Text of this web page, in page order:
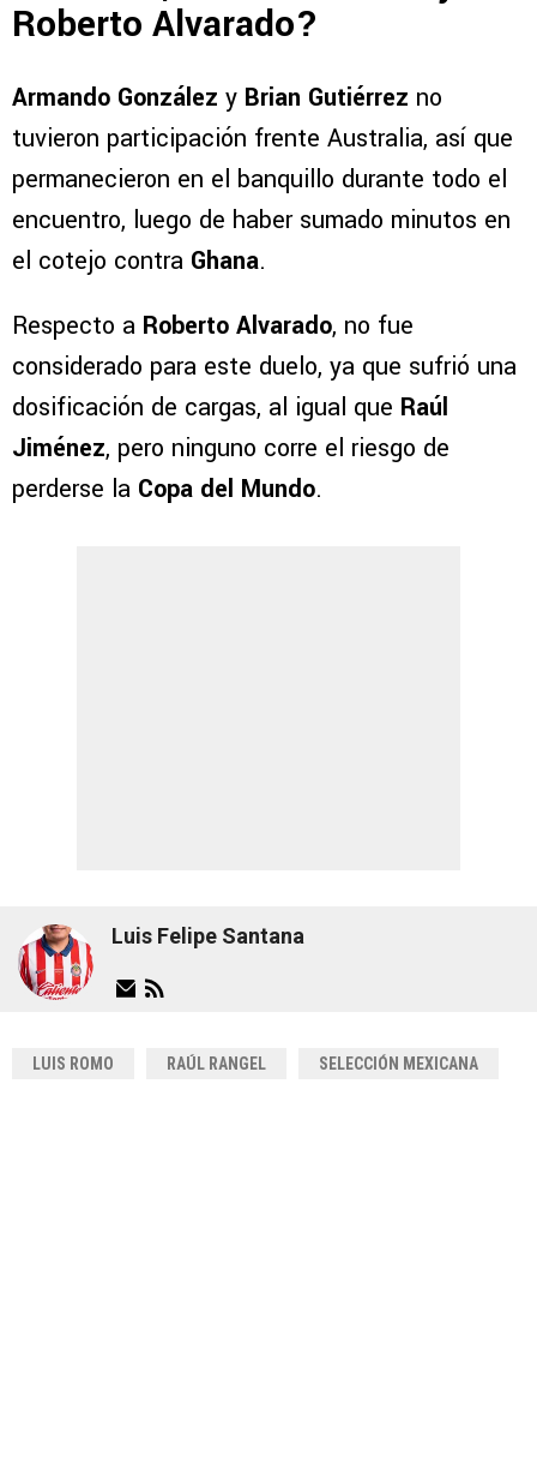
Roberto Alvarado?
Armando González y Brian Gutiérrez no
tuvieron participación frente Australia, así que
permanecieron en el banquillo durante todo el
encuentro, luego de haber sumado minutos en
el cotejo contra Ghana.
Respecto a Roberto Alvarado, no fue
considerado para este duelo, ya que sufrió una
dosificación de cargas, al igual que Raúl
Jiménez, pero ninguno corre el riesgo de
perderse la Copa del Mundo.
Luis Felipe Santana
LUIS ROMO RAÚL RANGEL SELECCIÓN MEXICANA